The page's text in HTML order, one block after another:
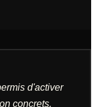
d'activer
concrets.